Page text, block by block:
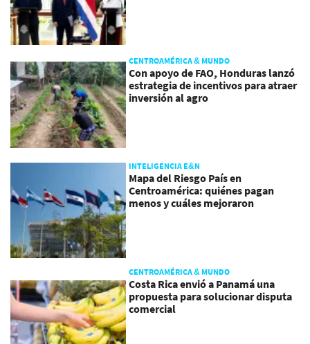
CENTROAMÉRICA & MUNDO
Con apoyo de FAO, Honduras lanzó
estrategia de incentivos para atraer
inversión al agro
INTELIGENCIA E&N
Mapa del Riesgo País en
Centroamérica: quiénes pagan
menos y cuáles mejoraron
CENTROAMÉRICA & MUNDO
Costa Rica envió a Panamá una
propuesta para solucionar disputa
comercial